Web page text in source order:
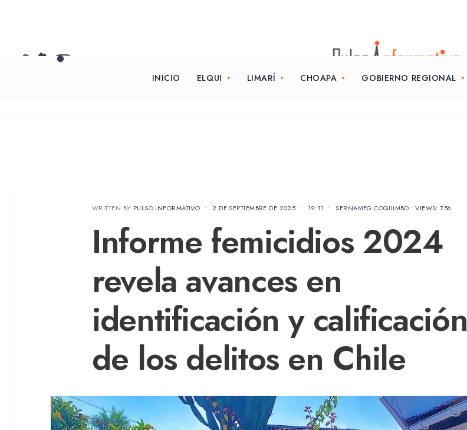
INICIO ELQUI LIMARÍ CHOAPA GOBIERNO REGIONAL
WRITTEN BY PULSO INFORMATIVO • 2 DE SEPTIEMBRE DE 2025 • 19:11 • SERNAMEG COQUIMBO •VIEWS: 756
Informe femicidios 2024
revela avances en
identificación y calificación
de los delitos en Chile